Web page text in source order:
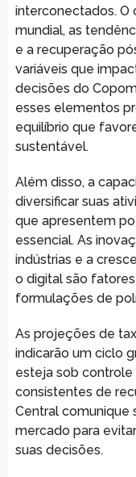
interconectados.
mundial, as
e a recuperação
variáveis que
decisões do
esses elementos
equilíbrio que
sustentável.
Além disso, a
diversificar suas
que apresentem
essencial. As
indústrias e a
o digital são
formulações de
As projeções de
indicarão um ciclo
esteja sob controle
consistentes de
Central comunique
mercado para
suas decisões.